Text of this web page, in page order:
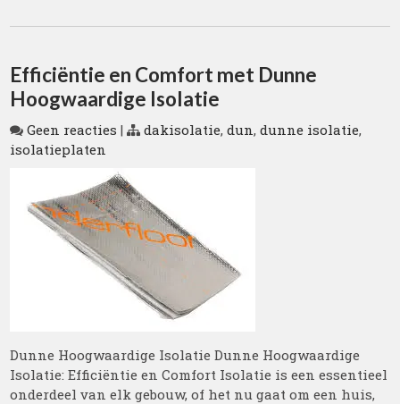
Efficiëntie en Comfort met Dunne
Hoogwaardige Isolatie
Geen reacties | dakisolatie,dun,dunne isolatie,
isolatieplaten
Dunne Hoogwaardige Isolatie Dunne Hoogwaardige
Isolatie: Efficiëntie en Comfort Isolatie is een essentieel
onderdeel van elk gebouw, of het nu gaat om een huis,